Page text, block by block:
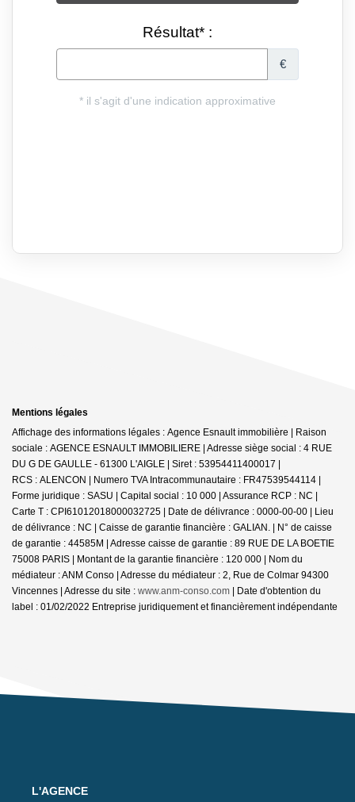
Mentions légales
Affichage des informations légales : Agence Esnault immobilière | Raison
sociale : AGENCE ESNAULT IMMOBILIERE | Adresse siège social : 4 RUE
DU G DE GAULLE - 61300 L'AIGLE | Siret : 53954411400017 |
RCS : ALENCON | Numero TVA Intracommunautaire : FR47539544114 |
Forme juridique : SASU | Capital social : 10 000 | Assurance RCP : NC |
Carte T : CPI61012018000032725 | Date de délivrance : 0000-00-00 | Lieu
de délivrance : NC | Caisse de garantie financière : GALIAN. | N° de caisse
de garantie : 44585M | Adresse caisse de garantie : 89 RUE DE LA BOETIE
75008 PARIS | Montant de la garantie financière : 120 000 | Nom du
médiateur : ANM Conso | Adresse du médiateur : 2, Rue de Colmar 94300
Vincennes | Adresse du site : www.anm-conso.com | Date d'obtention du
label : 01/02/2022 Entreprise juridiquement et financièrement indépendante
L'AGENCE